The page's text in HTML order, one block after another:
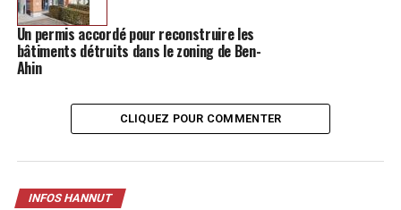
Vous pourrez bientôt faire des randonnées avec votre
chien à Lincent
NE MANQUEZ PAS
Hannut poursuit sa distribution de primes pour les bons
Un permis accordé pour reconstruire les
bâtiments détruits dans le zoning de Ben-
Ahin
CLIQUEZ POUR COMMENTER
INFOS HANNUT